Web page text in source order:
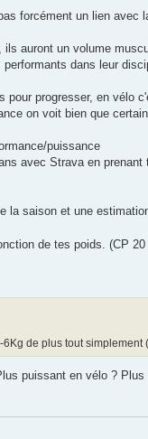
forcément un lien
auront un volume
dans leur
progresser, en vélo
on voit bien que
puissance
avec Strava en
la saison et une
de tes poids. (CP
de plus tout
puissant en vélo ?